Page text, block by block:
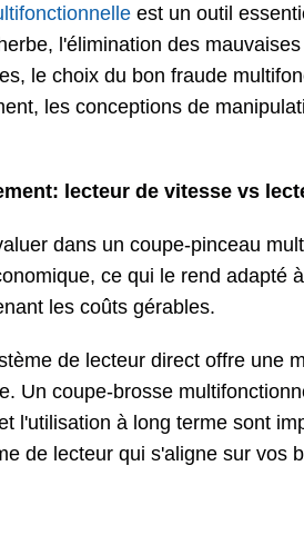
est un outil
l'élimination des
le choix du bon fraude
les conceptions de
lecteur de vitesse vs
dans un coupe-pinceau
ce qui le rend adapté
les coûts gérables.
de lecteur direct offre une
Un coupe-brosse
l'utilisation à long terme sont
de lecteur qui s'aligne sur vos